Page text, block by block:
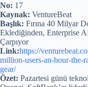
No: 17
Kaynak: VentureBeat
Başlık: Fırına 40 Milyar
Eklediğinden, Enterprise
Çarpıyor
Link:https://
million-users-an-hour-the-
gear/
Özet: Pazartesi günü